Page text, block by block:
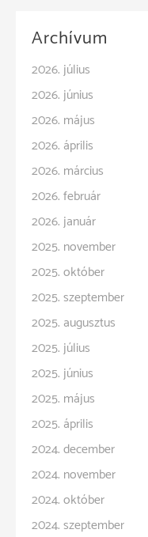
Archívum
2026. július
2026. június
2026. május
2026. április
2026. március
2026. február
2026. január
2025. november
2025. október
2025. szeptember
2025. augusztus
2025. július
2025. június
2025. május
2025. április
2024. december
2024. november
2024. október
2024. szeptember